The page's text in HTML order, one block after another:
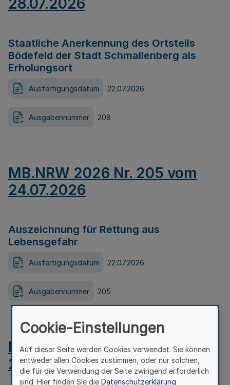
28.07.2026
Staatliche Anerkennung des Ortsteils
Bödefeld der Stadt Schmallenberg als
Erholungsort
Ausfertigungsdatum 22.07.2026
Ausgabennummer 208
MB.NRW 2026 Nr. 205 vom
24.07.2026
Auszeichnung für Rettung aus
Lebensgefahr
Ausfertigungsdatum 22.07.2026
Ausgabennummer 205
MB.NRW 2026 Nr. 204 vom
24.07.2026
Cookie-Einstellungen
Auf dieser Seite werden Cookies verwendet. Sie können
entweder allen Cookies zustimmen, oder nur solchen,
die für die Verwendung der Seite zwingend erforderlich
sind. Hier finden Sie die Datenschutzerklärung